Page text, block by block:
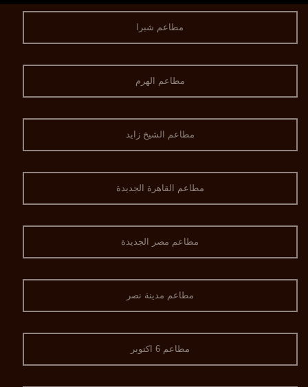
مطاعم شبرا
مطاعم الهرم
مطاعم الشيخ زايد
مطاعم القاهرة الجديدة
مطاعم مصر الجديدة
مطاعم مدينة نصر
مطاعم 6 اكتوبر